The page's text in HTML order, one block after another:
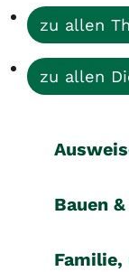
zu allen
zu allen
Bauen
Familie,